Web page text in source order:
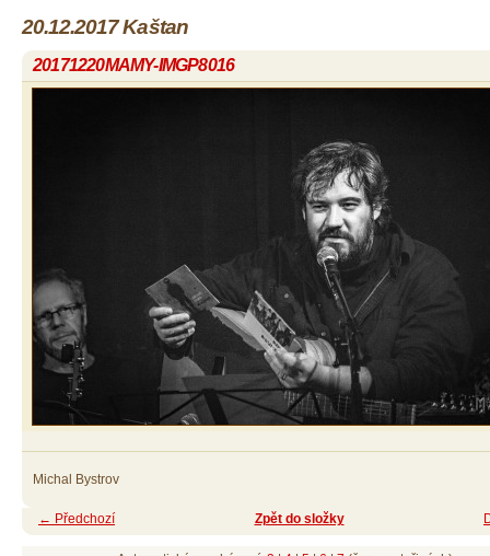
20.12.2017 Kaštan
20171220MAMY-IMGP8016
Michal Bystrov
← Předchozí Zpět do složky